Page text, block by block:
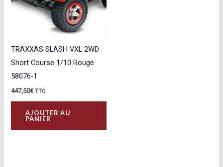
TRAXXAS SLASH VXL 2WD
Short Course 1/10 Rouge
58076-1
447,50€ TTC
AJOUTER AU
PANIER